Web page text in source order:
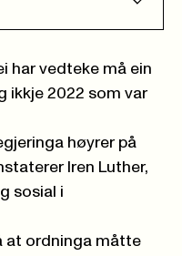
har vedteke må ein
ikkje 2022 som var
høyrer på
Iren Luther,
sosial i
at ordninga måtte